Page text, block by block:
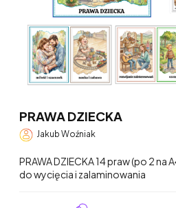
PRAWA DZIECKA
Jakub Woźniak
PRAWA DZIECKA 14 praw (po 2 na
do wycięcia i zalaminowania